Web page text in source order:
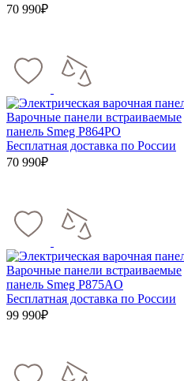
70 990₽
Варочные панели встраиваемые
панель Smeg P864PO
Бесплатная доставка по России
70 990₽
Варочные панели встраиваемые
панель Smeg P875AO
Бесплатная доставка по России
99 990₽